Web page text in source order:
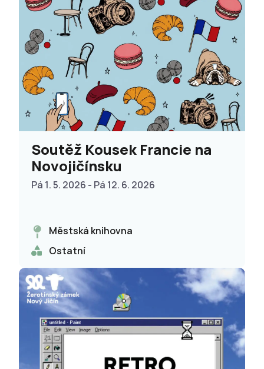
Soutěž Kousek Francie na
Novojičínsku
Pá 1. 5. 2026 - Pá 12. 6. 2026
Městská knihovna
Ostatní